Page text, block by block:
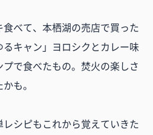
べて、本栖湖の売店で買った
キャン」ヨロシクとカレー味
で食べたもの。焚火の楽しさ
も。
シピもこれから覚えていきた